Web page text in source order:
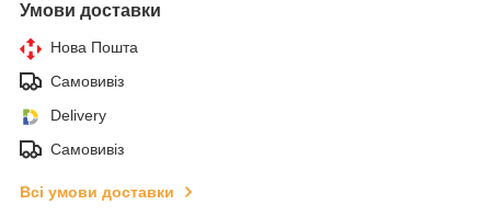
Умови доставки
Нова Пошта
Самовивіз
Delivery
Самовивіз
Всі умови доставки